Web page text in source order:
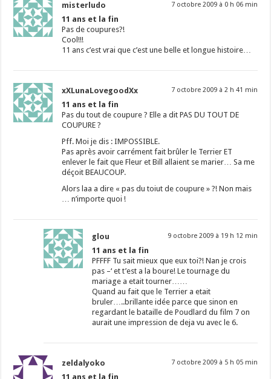
misterludo 7 octobre 2009 à 0 h 06 min
11 ans et la fin
Pas de coupures?!
Cool!!!
11 ans c’est vrai que c’est une belle et longue histoire…
xXLunaLovegoodXx 7 octobre 2009 à 2 h 41 min
11 ans et la fin
Pas du tout de coupure ? Elle a dit PAS DU TOUT DE
COUPURE ?
Pff. Moi je dis : IMPOSSIBLE.
Pas après avoir carrément fait brûler le Terrier ET
enlever le fait que Fleur et Bill allaient se marier… Sa me
déçoit BEAUCOUP.
Alors laa a dire « pas du toiut de coupure » ?! Non mais
… n’importe quoi !
glou 9 octobre 2009 à 19 h 12 min
11 ans et la fin
PFFFF Tu sait mieux que eux toi?! Nan je crois
pas –‘ et t’est a la boure! Le tournage du
mariage a etait tourner……
Quand au fait que le Terrier a etait
bruler…..brillante idée parce que sinon en
regardant le bataille de Poudlard du film 7 on
aurait une impression de deja vu avec le 6.
zeldalyoko 7 octobre 2009 à 5 h 05 min
11 ans et la fin